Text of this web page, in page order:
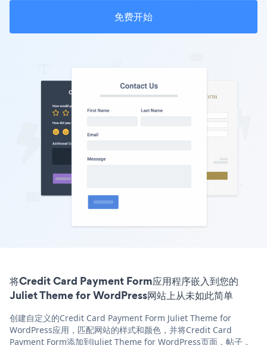
免费开始
将Credit Card Payment Form应用程序嵌入到您的
Juliet Theme for WordPress网站上从未如此简单
创建自定义的Credit Card Payment Form Juliet Theme for
WordPress应用，匹配网站的样式和颜色，并将Credit Card
Payment Form添加到Juliet Theme for WordPress页面，帖子，